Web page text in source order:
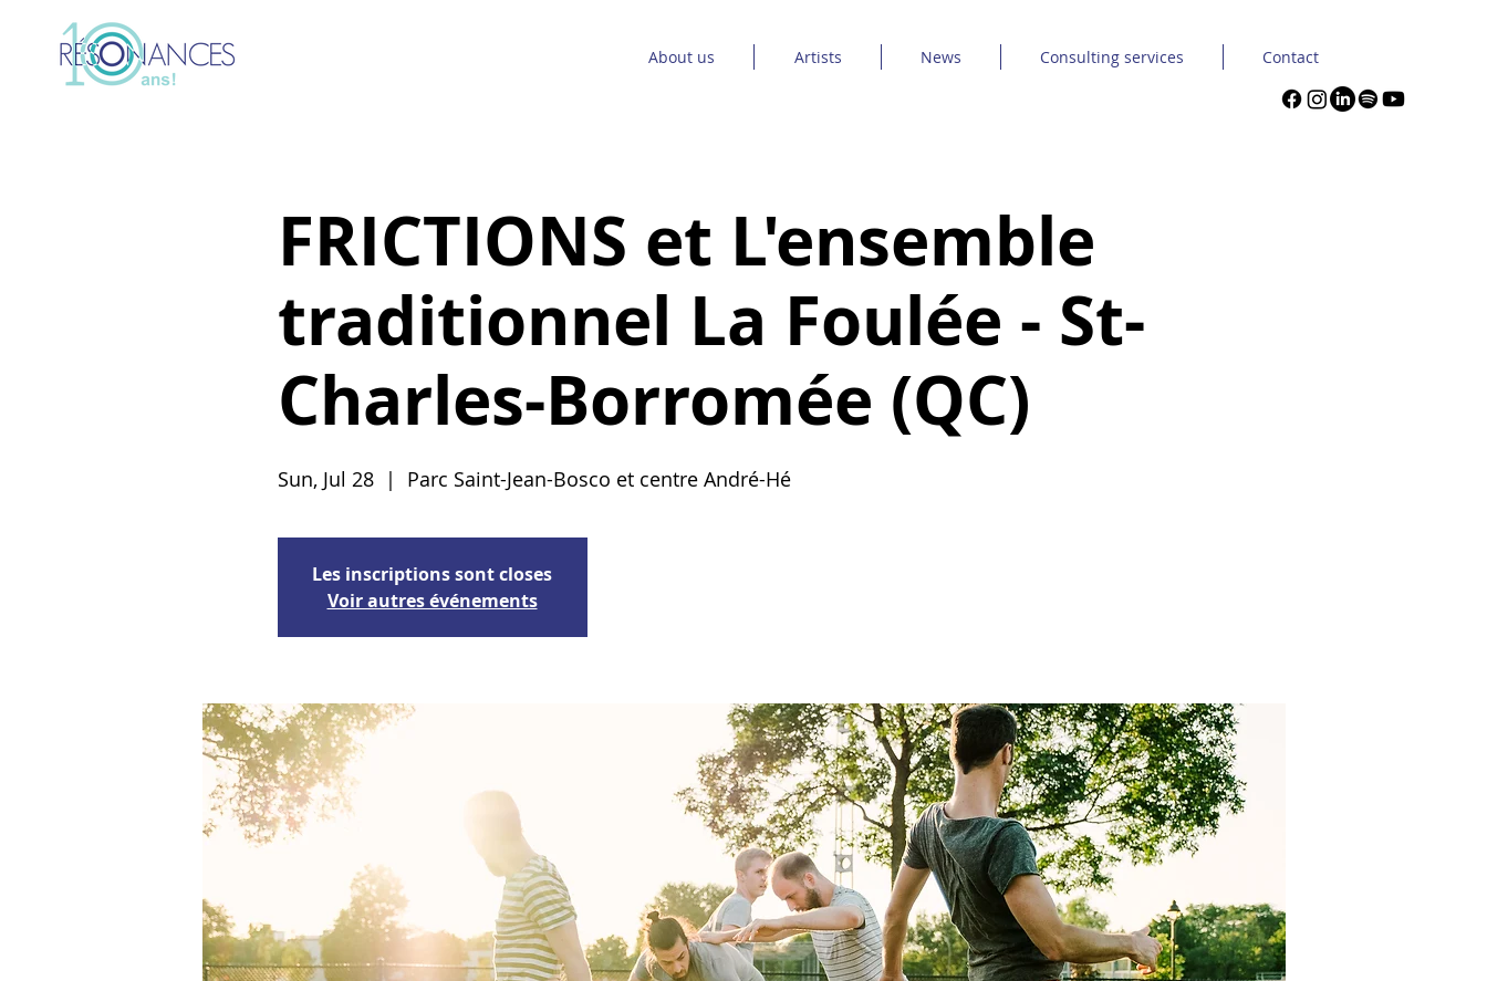
About us Artists News Consulting services Contact
FRICTIONS et L'ensemble
traditionnel La Foulée - St-
Charles-Borromée (QC)
Sun, Jul 28
  |
Parc Saint-Jean-Bosco et centre André-Hé
Les inscriptions sont closes
Voir autres événements